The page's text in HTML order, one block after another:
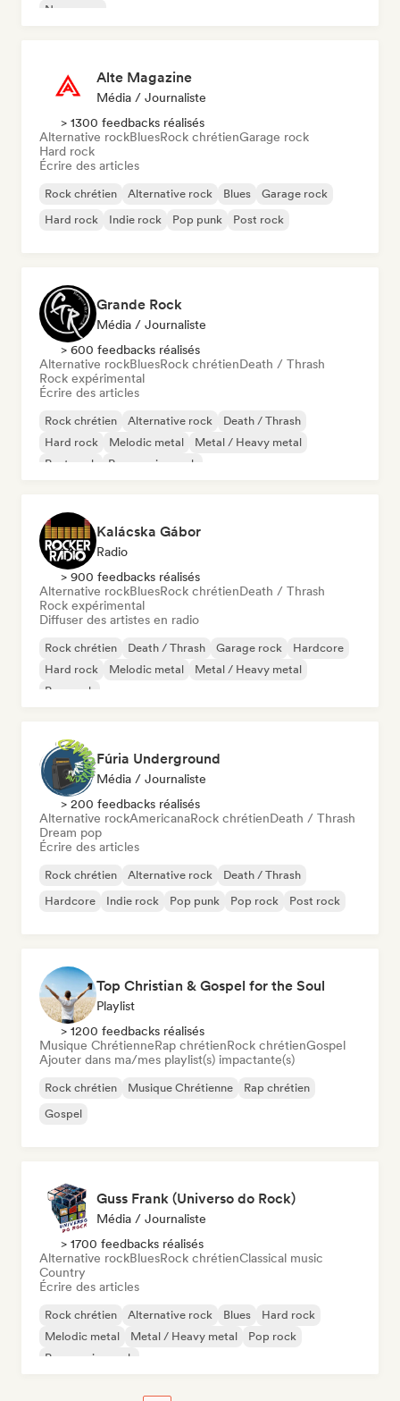
New wave
Alte Magazine
Média / Journaliste
> 1300 feedbacks réalisés
Alternative rockBluesRock chrétienGarage rock
Hard rock
Écrire des articles
Rock chrétien Alternative rock Blues
Garage rock
Hard rock
Indie rock Pop punk Post rock
Grande Rock
Média / Journaliste
> 600 feedbacks réalisés
Alternative rockBluesRock chrétienDeath / Thrash
Rock expérimental
Écrire des articles
Rock chrétien Alternative rock
Death / Thrash
Hard rock
Melodic metal
Metal / Heavy metal
Post punk
Progressive rock
Kalácska Gábor
Radio
> 900 feedbacks réalisés
Alternative rockBluesRock chrétienDeath / Thrash
Rock expérimental
Diffuser des artistes en radio
Rock chrétien Death / Thrash Garage rock
Hardcore
Hard rock
Melodic metal
Metal / Heavy metal
Pop punk
Fúria Underground
Média / Journaliste
> 200 feedbacks réalisés
Alternative rockAmericanaRock chrétienDeath / Thrash
Dream pop
Écrire des articles
Rock chrétien Alternative rock
Death / Thrash
Hardcore
Indie rock Pop punk Pop rock Post rock
Top Christian & Gospel for the Soul
Playlist
> 1200 feedbacks réalisés
Musique ChrétienneRap chrétienRock chrétienGospel
Ajouter dans ma/mes playlist(s) impactante(s)
Rock chrétien Musique Chrétienne
Rap chrétien
Gospel
Guss Frank (Universo do Rock)
Média / Journaliste
> 1700 feedbacks réalisés
Alternative rockBluesRock chrétienClassical music
Country
Écrire des articles
Rock chrétien Alternative rock Blues
Hard rock
Melodic metal
Metal / Heavy metal
Pop rock
Progressive rock